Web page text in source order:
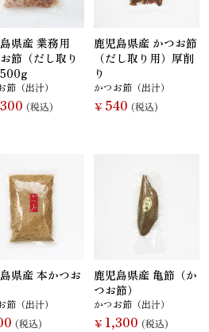
） ホヤ うに
材
県産 業務用
節（だし取り
節（出汁）
(税込)
鹿児島県産 かつお節
（だし取り用）厚削
り
かつお節（出汁）
￥ 540 (税込)
県産 本かつお
節（出汁）
(税込)
鹿児島県産 亀節（か
つお節）
かつお節（出汁）
￥ 1,300 (税込)